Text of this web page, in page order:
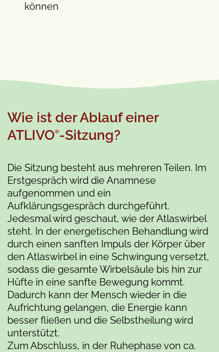
können
Wie ist der Ablauf einer
ATLIVO®-Sitzung?
Die Sitzung besteht aus mehreren Teilen. Im
Erstgespräch wird die Anamnese
aufgenommen und ein
Aufklärungsgespräch durchgeführt.
Jedesmal wird geschaut, wie der Atlaswirbel
steht. In der energetischen Behandlung wird
durch einen sanften Impuls der Körper über
den Atlaswirbel in eine Schwingung versetzt,
sodass die gesamte Wirbelsäule bis hin zur
Hüfte in eine sanfte Bewegung kommt.
Dadurch kann der Mensch wieder in die
Aufrichtung gelangen, die Energie kann
besser fließen und die Selbstheilung wird
unterstützt.
Zum Abschluss, in der Ruhephase von ca.